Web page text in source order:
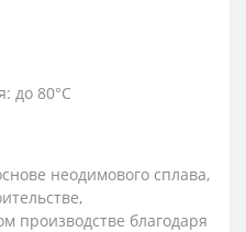
до 80°C
неодимового сплава,
производстве благодаря